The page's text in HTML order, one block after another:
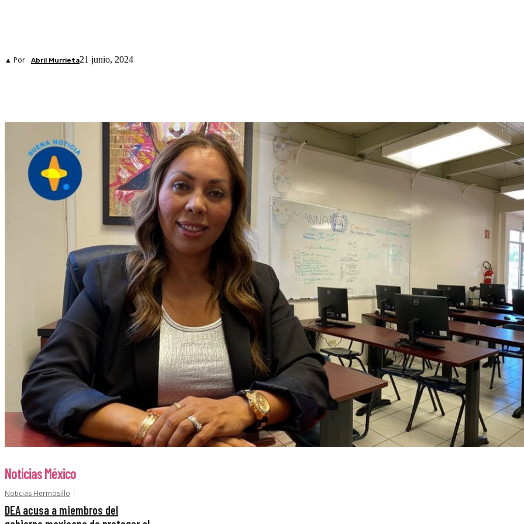
▲ Por Abril Murrieta21 junio, 2024
Noticias México
Noticias Hermosillo
DEA acusa a miembros del